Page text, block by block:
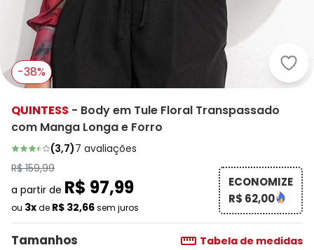
-38%
QUINTESS - Body em Tule Floral Transpassado
com Manga Longa e Forro
(3,7)7 avaliações
R$ 159,99
a partir de R$ 97,99
ou 3xde R$ 32,66sem juros
ECONOMIZE
R$ 62,00
Tamanhos Tabela de medidas